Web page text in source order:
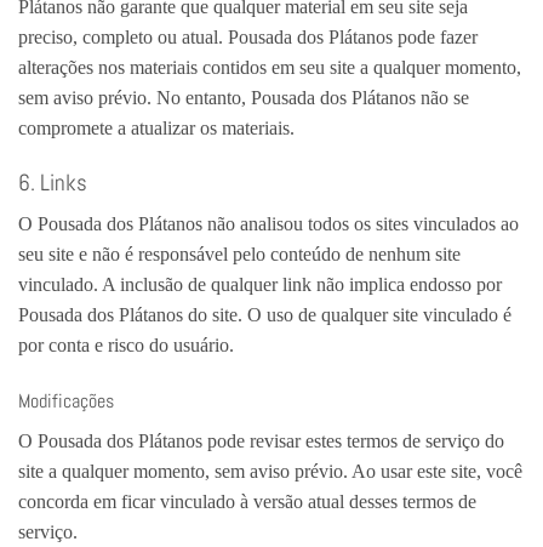
Plátanos não garante que qualquer material em seu site seja
preciso, completo ou atual. Pousada dos Plátanos pode fazer
alterações nos materiais contidos em seu site a qualquer momento,
sem aviso prévio. No entanto, Pousada dos Plátanos não se
compromete a atualizar os materiais.
6. Links
O Pousada dos Plátanos não analisou todos os sites vinculados ao
seu site e não é responsável pelo conteúdo de nenhum site
vinculado. A inclusão de qualquer link não implica endosso por
Pousada dos Plátanos do site. O uso de qualquer site vinculado é
por conta e risco do usuário.
Modificações
O Pousada dos Plátanos pode revisar estes termos de serviço do
site a qualquer momento, sem aviso prévio. Ao usar este site, você
concorda em ficar vinculado à versão atual desses termos de
serviço.